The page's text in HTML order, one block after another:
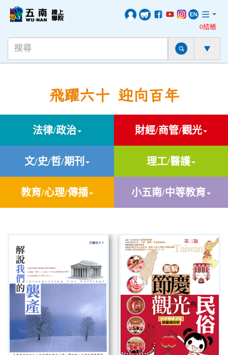
0結帳
飛躍六十 迎向百年
法律/政治 財經/商管/觀光
文/史/哲/期刊 理工/醫護
教育/心理/傳播 小五南/中等教育